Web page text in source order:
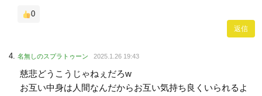
0
返信
名無しのスプラトゥーン 2025.1.26 19:43
慈悲どうこうじゃねぇだろw
お互い中身は人間なんだからお互い気持ち良くいられるよ